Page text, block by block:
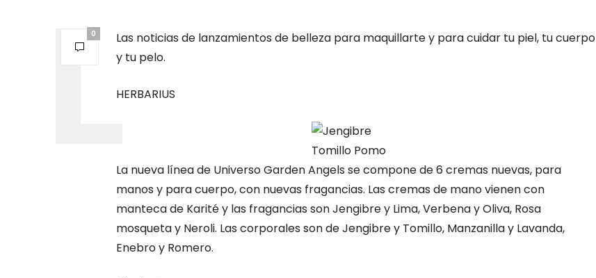
0
Las noticias de lanzamientos de belleza para maquillarte y para cuidar tu piel, tu cuerpo
y tu pelo.
HERBARIUS
La nueva línea de Universo Garden Angels se compone de 6 cremas nuevas, para
manos y para cuerpo, con nuevas fragancias. Las cremas de mano vienen con
manteca de Karité y las fragancias son Jengibre y Lima, Verbena y Oliva, Rosa
mosqueta y Neroli. Las corporales son de Jengibre y Tomillo, Manzanilla y Lavanda,
Enebro y Romero.